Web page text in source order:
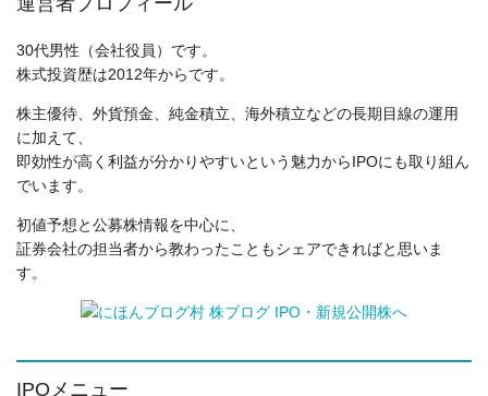
30代男性（会社役員）です。
株式投資歴は2012年からです。
株主優待、外貨預金、純金積立、海外積立などの長期目線の運用
に加えて、
即効性が高く利益が分かりやすいという魅力からIPOにも取り組ん
でいます。
初値予想と公募株情報を中心に、
証券会社の担当者から教わったこともシェアできればと思いま
す。
IPOメニュー